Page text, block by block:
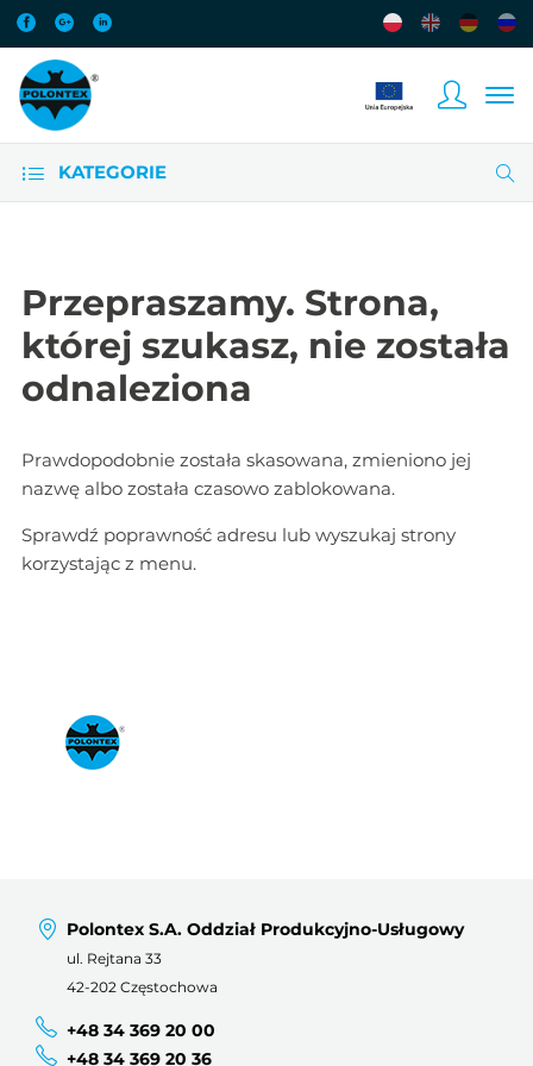
KATEGORIE
Przepraszamy. Strona,
której szukasz, nie została
odnaleziona
Prawdopodobnie została skasowana, zmieniono jej
nazwę albo została czasowo zablokowana.
Sprawdź poprawność adresu lub wyszukaj strony
korzystając z menu.
Polontex S.A. Oddział Produkcyjno-Usługowy
ul. Rejtana 33
42-202 Częstochowa
+48 34 369 20 00
+48 34 369 20 36